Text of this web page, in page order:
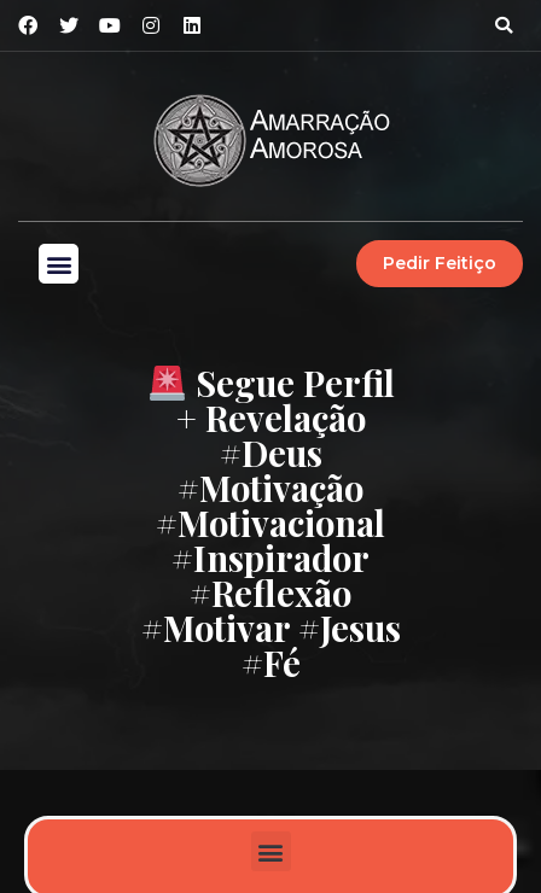
Pedir Feitiço
Segue Perfil
+ Revelação
#deus
#motivação
#motivacional
#inspirador
#reflexão
#motivar #jesus
#fé